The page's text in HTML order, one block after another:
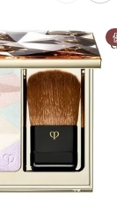
ONLY
ORBIS
ORBIS
OSAJI
plus eau
R
優